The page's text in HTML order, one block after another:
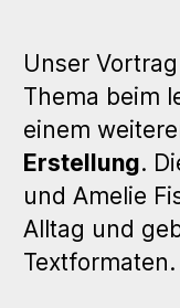
Unser
Thema beim
einem
Erstellung.
und Amelie
Alltag und
Textformaten.